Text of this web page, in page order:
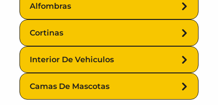
Alfombras
Cortinas
Interior De Vehiculos
Camas De Mascotas